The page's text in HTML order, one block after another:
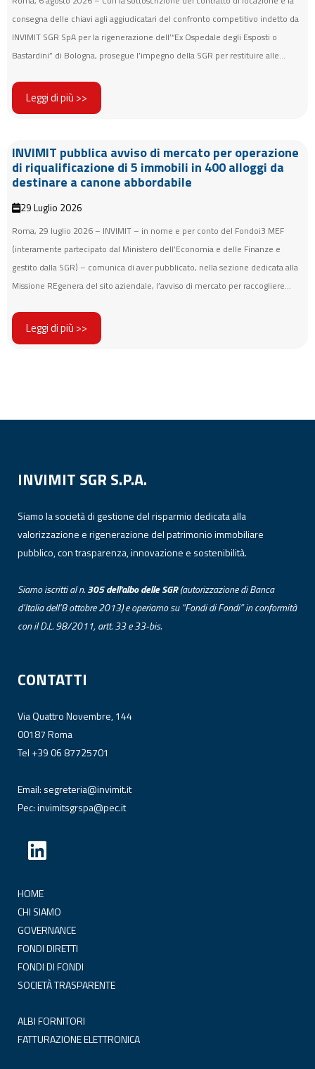
consegna delle chiavi agli aggiudicatari del confronto competitivo indetto da
INVIMIT SGR SpA per la rigenerazione dell’“Ex Ospedale degli Esposti o
Bastardini” di Bologna, prosegue l’impegno della SGR per restituire alle...
Leggi di più >>
INVIMIT pubblica avviso di mercato per operazione
di riqualificazione di 5 immobili in 400 alloggi da
destinare a canone abbordabile
29 Luglio 2026
Roma, 29 luglio 2026 – INVIMIT – in nome e per conto del Fondoi3 MEF
(interamente partecipato dal Ministero dell’Economia e delle Finanze e
gestito dalla SGR) – comunica di aver pubblicato, nella sezione dedicata alla
Missione REgenera del sito aziendale, l’avviso di mercato per raccogliere...
Leggi di più >>
INVIMIT SGR S.P.A.
Siamo la società di gestione del risparmio dedicata alla
valorizzazione e rigenerazione del patrimonio immobiliare
pubblico, con trasparenza, innovazione e sostenibilità.
Siamo iscritti al n.305 dell’albodelleSGR(autorizzazione di Banca
d’Italia dell’8 ottobre 2013) e operiamo su “Fondi di Fondi” in conformità
con il D.L. 98/2011, artt. 33 e 33-bis.
CONTATTI
Via Quattro Novembre, 144
00187 Roma
Tel +39 06 87725701
Email: segreteria@invimit.it
Pec:invimitsgrspa@pec.it
HOME
CHI SIAMO
GOVERNANCE
FONDI DIRETTI
FONDI DI FONDI
SOCIETÀ TRASPARENTE
ALBI FORNITORI
FATTURAZIONE ELETTRONICA